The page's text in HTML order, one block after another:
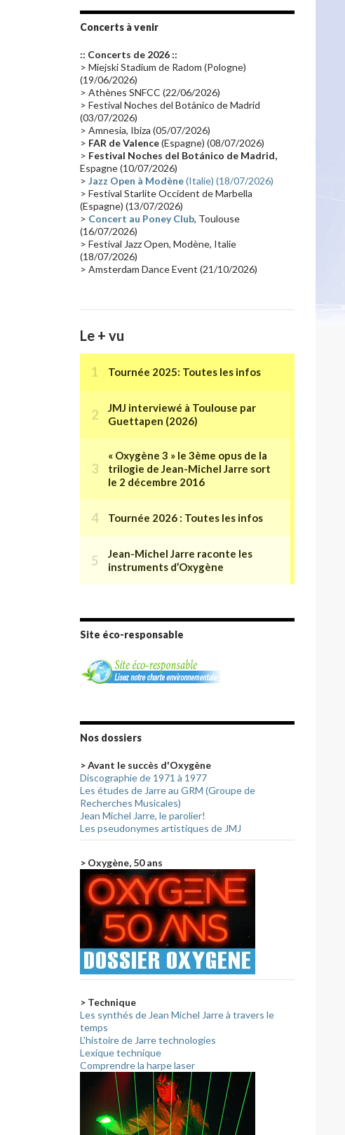
Promo 2019
Emissions 2010 Disques rares
Synthé 70's(20)
Claviériste(19) Groupe de Recherche Musicale
France 2 (18)
Critique(17) Coffret(17) Chronologie(16)
Passages radio(16)
Synthé 80's(16) Les concerts en Chine (16)
Cinéma(16) Houston
Synthé Roland Belgique
Récompense(14) Collaborations 70's(14)
Astronomie(14) France Inter(14)
Concerts à venir
:: Concerts de 2026 ::
> Miejski Stadium de Radom (Pologne)
(19/06/2026)
> Athènes SNFCC (22/06/2026)
> Festival Noches del Botánico de Madrid
(03/07/2026)
> Amnesia, Ibiza (05/07/2026)
> FAR de Valence(Espagne) (08/07/2026)
> Festival Noches del Botánico de Madrid,
Espagne (10/07/2026)
> Jazz Open à Modène(Italie) (18/07/2026)
> Festival Starlite Occident de Marbella
(Espagne) (13/07/2026)
> Concert au Poney Club, Toulouse
(16/07/2026)
> Festival Jazz Open, Modène, Italie
(18/07/2026)
> Amsterdam Dance Event (21/10/2026)
Le + vu
Site éco-responsable
Nos dossiers
> Avant le succès d'Oxygène
Discographie de 1971 à 1977
Les études de Jarre au GRM (Groupe de
Recherches Musicales)
Jean Michel Jarre, le parolier!
Les pseudonymes artistiques de JMJ
> Oxygène, 50 ans
> Technique
Les synthés de Jean Michel Jarre à travers le
temps
L'histoire de Jarre technologies
Lexique technique
Comprendre la harpe laser